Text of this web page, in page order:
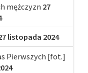
mężczyzn 27
listopada 2024
Pierwszych [fot.]